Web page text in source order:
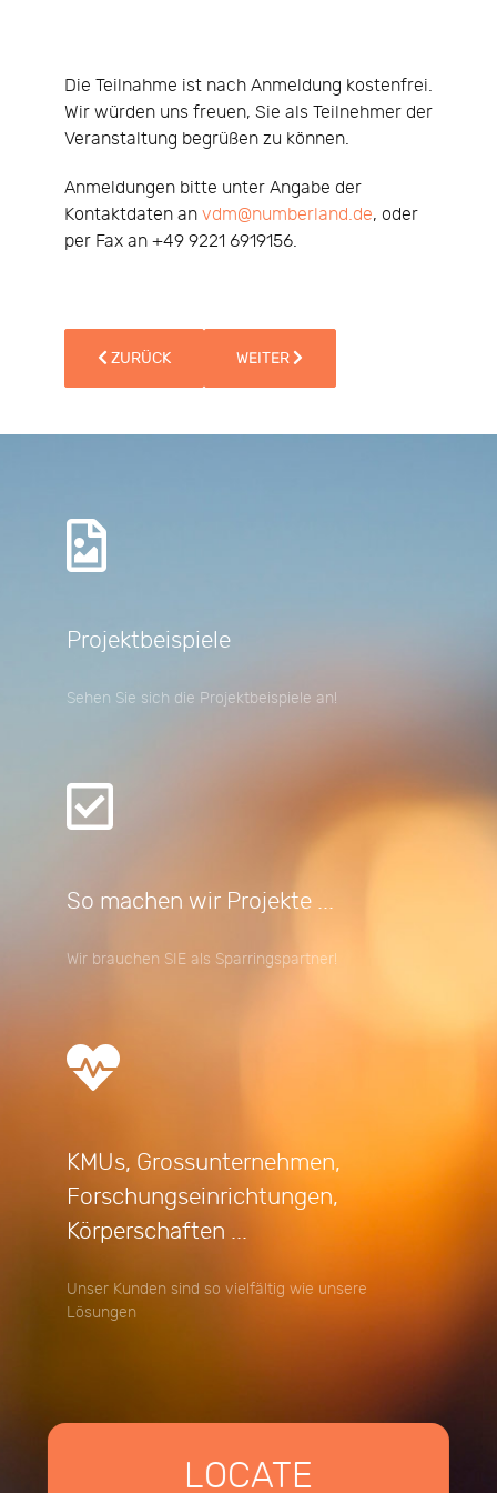
Die Teilnahme ist nach Anmeldung kostenfrei.
Wir würden uns freuen, Sie als Teilnehmer der
Veranstaltung begrüßen zu können.
Anmeldungen bitte unter Angabe der
Kontaktdaten an vdm@numberland.de, oder
per Fax an +49 9221 6919156.
VORHERIGER BEITRAG: VORTRAG DES MONATS
ZURÜCK NÄCHSTER BEITRAG: VORTRAG
WEITER
Projektbeispiele
Sehen Sie sich die Projektbeispiele an!
So machen wir Projekte ...
Wir brauchen SIE als Sparringspartner!
KMUs, Grossunternehmen,
Forschungseinrichtungen,
Körperschaften ...
Unser Kunden sind so vielfältig wie unsere
Lösungen
LOCATE